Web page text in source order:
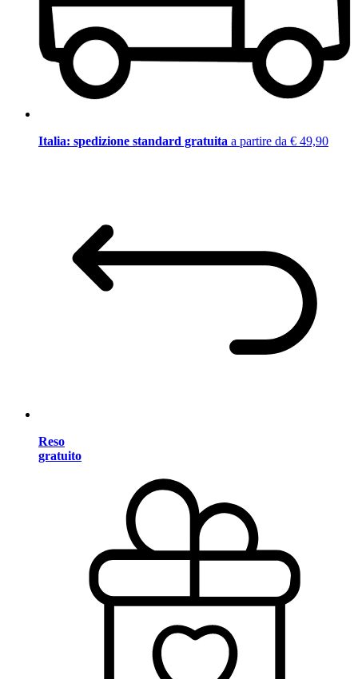
Italia: spedizione standard gratuita a partire da € 49,90
Reso
gratuito